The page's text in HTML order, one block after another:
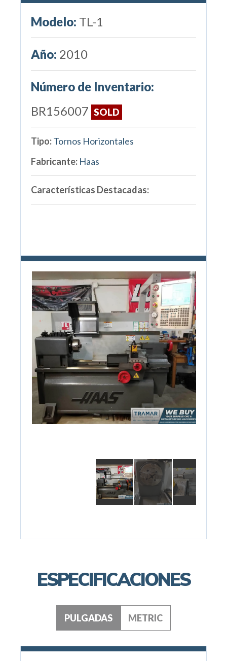
Modelo: TL-1
Año: 2010
Número de Inventario:
BR156007 SOLD
Tipo:Tornos Horizontales
Fabricante: Haas
Características Destacadas:
ESPECIFICACIONES
PULGADAS METRIC